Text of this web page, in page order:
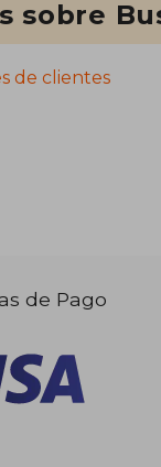
sobre
de clientes
de Pago